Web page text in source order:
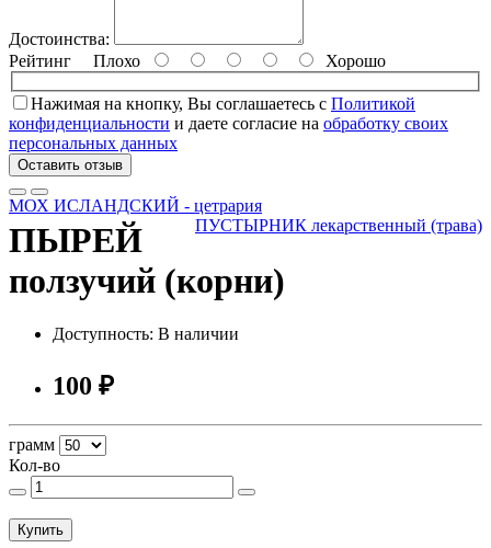
Достоинства:
Рейтинг Плохо Хорошо
Нажимая на кнопку, Вы соглашаетесь с Политикой
конфиденциальности и даете согласие на обработку своих
персональных данных
Оставить отзыв
МОХ ИСЛАНДСКИЙ - цетрария
ПУСТЫРНИК лекарственный (трава)
ПЫРЕЙ
ползучий (корни)
Доступность: В наличии
100 ₽
грамм
Кол-во
Купить